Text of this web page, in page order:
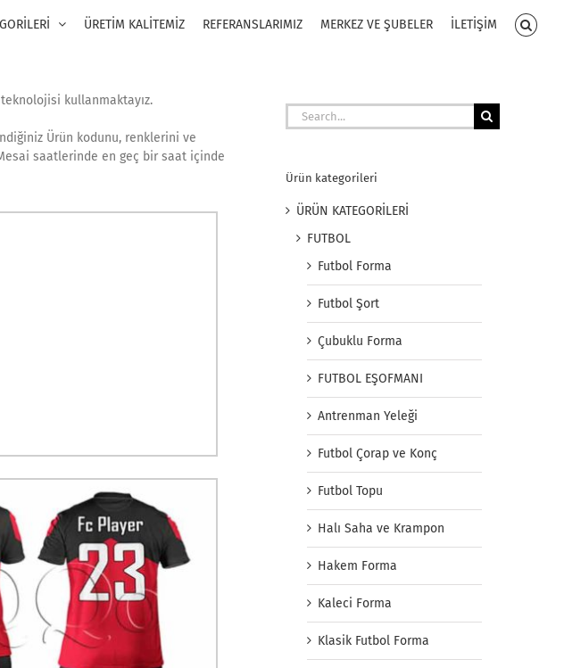
ÜRETİM KALİTEMİZ REFERANSLARIMIZ MERKEZ VE ŞUBELER İLETİŞİM
teknolojisi kullanmaktayız.
Ürün kodunu, renklerini ve
saatlerinde en geç bir saat içinde
Search
for:
Ürün kategorileri
ÜRÜN KATEGORİLERİ
FUTBOL
Futbol Forma
Futbol Şort
Çubuklu Forma
FUTBOL EŞOFMANI
Antrenman Yeleği
Futbol Çorap ve Konç
Futbol Topu
Halı Saha ve Krampon
Hakem Forma
Kaleci Forma
Klasik Futbol Forma